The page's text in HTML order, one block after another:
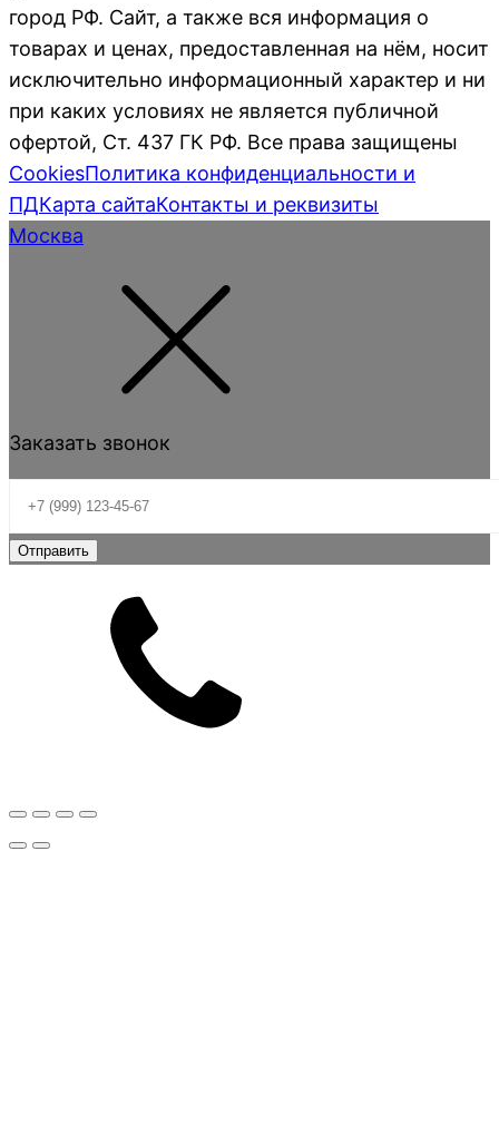
город РФ. Сайт, а также вся информация о
товарах и ценах, предоставленная на нём, носит
исключительно информационный характер и ни
при каких условиях не является публичной
офертой, Ст. 437 ГК РФ. Все права защищены
CookiesПолитика конфиденциальности и
ПДКарта сайтаКонтакты и реквизиты
Москва
Заказать звонок